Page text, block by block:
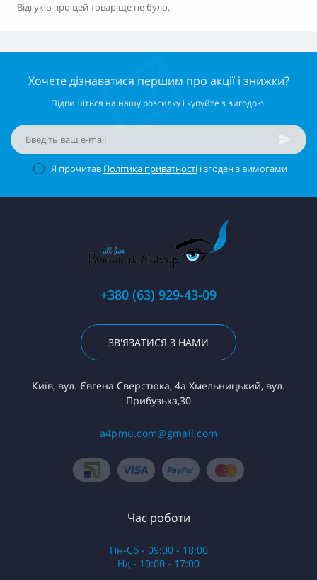
Відгуків про цей товар ще не було.
Хочете дізнаватися першим про акції і знижки?
Підпишіться на нашу розсилку і купуйте з вигодою!
Я прочитав Політика приватності і згоден з вимогами
+380 (63) 929-43-09
ЗВ'ЯЗАТИСЯ З НАМИ
Київ, вул. Євгена Сверстюка, 4а Хмельницький, вул.
Прибузька,30
a4pmu.com@gmail.com
Час роботи
Пн-Сб - 09:00 - 18:00
Нд - 10:00 - 17:00